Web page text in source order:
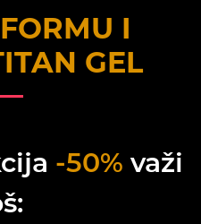
I
GEL
-50% važi